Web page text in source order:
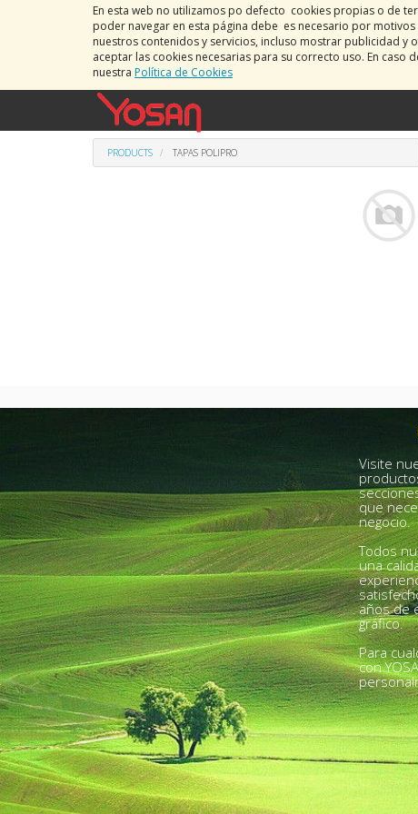
En esta web no utilizamos po defecto cookies propias o de
poder navegar en esta página debe es necesario por
nuestros contenidos y servicios, incluso mostrar publicidad y
aceptar las cookies necesarias para su correcto uso. En
nuestra Política de Cookies
PRODUCTS TAPAS POLIPRO
Visite
que
negocio.
Todos
una
años de
gráfico.
Para
con